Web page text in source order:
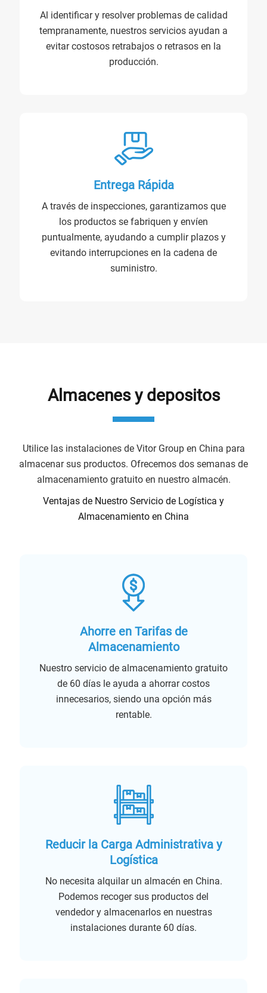
Al identificar y resolver problemas de calidad
tempranamente, nuestros servicios ayudan a
evitar costosos retrabajos o retrasos en la
producción.
Entrega Rápida
A través de inspecciones, garantizamos que
los productos se fabriquen y envíen
puntualmente, ayudando a cumplir plazos y
evitando interrupciones en la cadena de
suministro.
Almacenes y depositos
Utilice las instalaciones de Vitor Group en China para
almacenar sus productos. Ofrecemos dos semanas de
almacenamiento gratuito en nuestro almacén.
Ventajas de Nuestro Servicio de Logística y
Almacenamiento en China
Ahorre en Tarifas de
Almacenamiento
Nuestro servicio de almacenamiento gratuito
de 60 días le ayuda a ahorrar costos
innecesarios, siendo una opción más
rentable.
Reducir la Carga Administrativa y
Logística
No necesita alquilar un almacén en China.
Podemos recoger sus productos del
vendedor y almacenarlos en nuestras
instalaciones durante 60 días.